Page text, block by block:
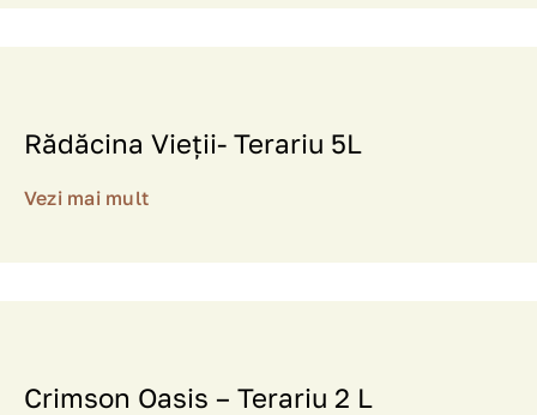
Rădăcina Vieții- Terariu 5L
Vezi mai mult
Crimson Oasis – Terariu 2 L